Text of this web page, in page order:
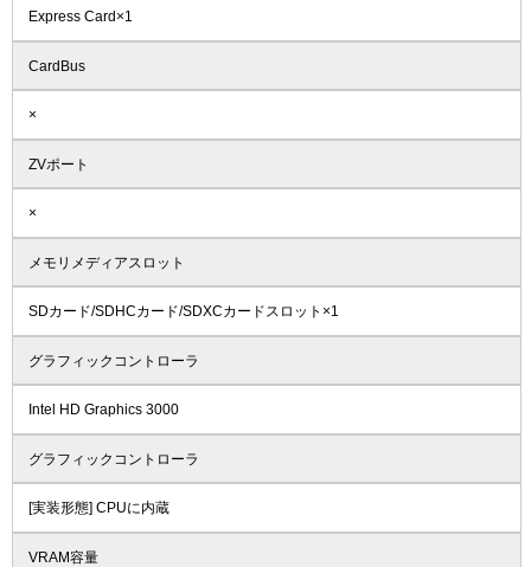
Express Card×1
CardBus
×
ZVポート
×
メモリメディアスロット
SDカード/SDHCカード/SDXCカードスロット×1
グラフィックコントローラ
Intel HD Graphics 3000
グラフィックコントローラ
[実装形態] CPUに内蔵
VRAM容量